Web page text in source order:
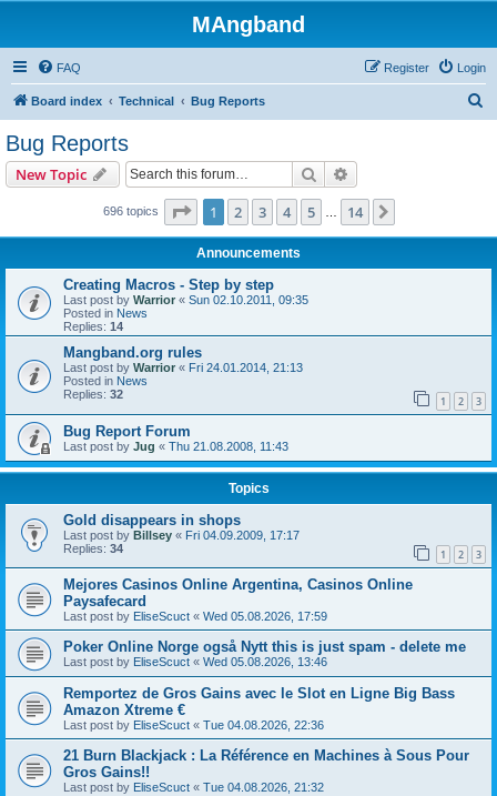
MAngband
FAQ Login
Register
Board index Technical Bug Reports
Bug Reports
New Topic Search
696 topics Page 1of 14
1 2 3 4 5 14
Announcements
Creating Macros - Step by step
Last post by Warrior « Sun 02.10.2011, 09:35
Posted in News
Replies: 14
Mangband.org rules
Last post by Warrior « Fri 24.01.2014, 21:13
Posted in News
Replies: 32 1 2 3
Bug Report Forum
Last post by Jug « Thu 21.08.2008, 11:43
Topics
Gold disappears in shops
Last post by Billsey « Fri 04.09.2009, 17:17
Replies: 34 1 2 3
Mejores Casinos Online Argentina, Casinos Online
Paysafecard
Last post by EliseScuct « Wed 05.08.2026, 17:59
Poker Online Norge også Nytt this is just spam - delete me
Last post by EliseScuct « Wed 05.08.2026, 13:46
Remportez de Gros Gains avec le Slot en Ligne Big Bass
Amazon Xtreme €
Last post by EliseScuct « Tue 04.08.2026, 22:36
21 Burn Blackjack : La Référence en Machines à Sous Pour
Gros Gains!!
Last post by EliseScuct « Tue 04.08.2026, 21:32